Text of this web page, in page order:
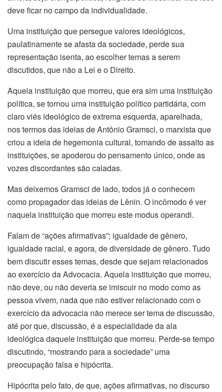
deve ficar no campo da individualidade.
Uma instituição que persegue valores ideológicos,
paulatinamente se afasta da sociedade, perde sua
representação isenta, ao escolher temas a serem
discutidos, que não a Lei e o Direito.
Aquela instituição que morreu, que era sim uma instituição
política, se tornou uma instituição político partidária, com
claro viés ideológico de extrema esquerda, aparelhada,
nos termos das ideias de Antônio Gramsci, o marxista que
criou a ideia de hegemonia cultural, tomando de assalto as
instituições, se apoderou do pensamento único, onde as
vozes discordantes são caladas.
Mas deixemos Gramsci de lado, todos já o conhecem
como propagador das ideias de Lênin. O incômodo é ver
naquela instituição que morreu este modus operandi.
Falam de “ações afirmativas”; igualdade de gênero,
igualdade racial, e agora, de diversidade de gênero. Tudo
bem discutir esses temas, desde que sejam relacionados
ao exercício da Advocacia. Aquela instituição que morreu,
não deve, ou não deveria se imiscuir no modo como as
pessoa vivem, nada que não estiver relacionado com o
exercício da advocacia não merece ser tema de discussão,
até por que, discussão, é a especialidade da ala
ideológica daquele instituição que morreu. Perde-se tempo
discutindo, “mostrando para a sociedade” uma
preocupação falsa e hipócrita.
Hipócrita pelo fato, de que, ações afirmativas, no discurso